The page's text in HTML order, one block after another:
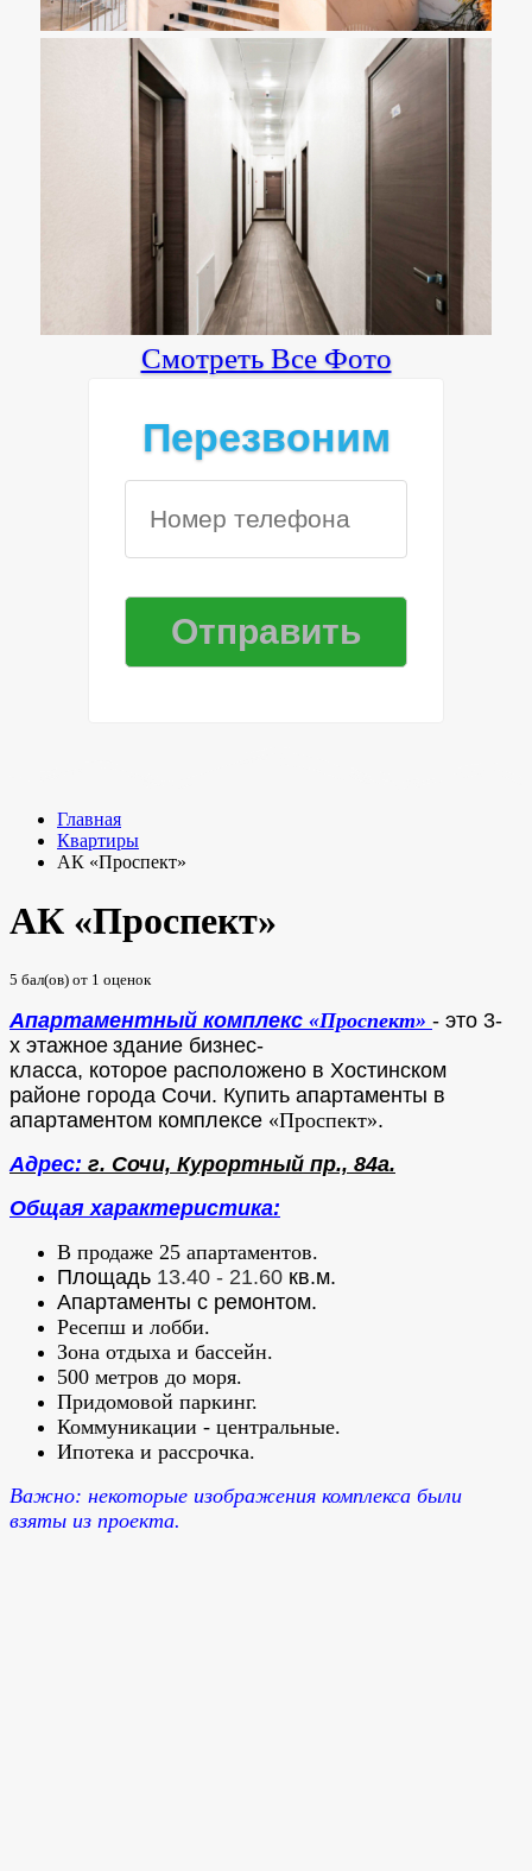
Смотреть Все Фото
Перезвоним
Главная
Квартиры
АК «Проспект»
АК «Проспект»
5 бал(ов) от 1 оценок
Апартаментный комплекс «Проспект» - это 3-
х этажное здание бизнес-
класса, которое расположено в Хостинском
районе города Сочи. Купить апартаменты в
апартаментом комплексе «Проспект».
Адрес: г. Сочи, Курортный пр., 84а.
Общая характеристика:
В продаже 25 апартаментов.
Площадь 13.40 - 21.60 кв.м.
Апартаменты с ремонтом.
Ресепш и лобби.
Зона отдыха и бассейн.
500 метров до моря.
Придомовой паркинг.
Коммуникации - центральные.
Ипотека и рассрочка.
Важно: некоторые изображения комплекса были
взяты из проекта.